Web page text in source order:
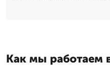
Как мы работаем